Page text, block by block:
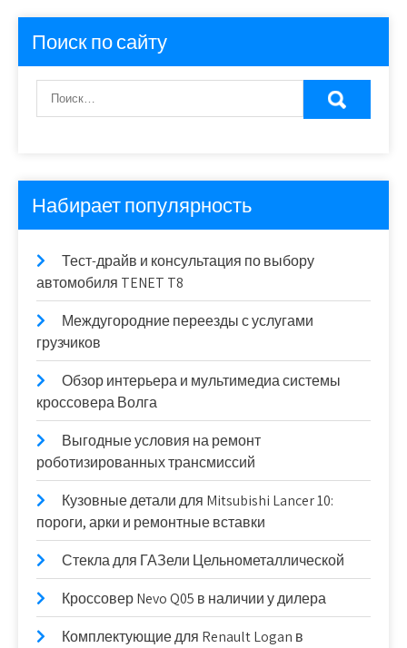
Поиск по сайту
Набирает популярность
Тест-драйв и консультация по выбору
автомобиля TENET T8
Междугородние переезды с услугами
грузчиков
Обзор интерьера и мультимедиа системы
кроссовера Волга
Выгодные условия на ремонт
роботизированных трансмиссий
Кузовные детали для Mitsubishi Lancer 10:
пороги, арки и ремонтные вставки
Стекла для ГАЗели Цельнометаллической
Кроссовер Nevo Q05 в наличии у дилера
Комплектующие для Renault Logan в